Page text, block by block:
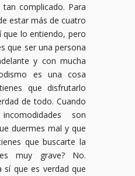
complicado. Para
estar más de cuatro
que lo entiendo, pero
que ser una persona
y con mucha
es una cosa
que disfrutarlo
de todo. Cuando
son
duermes mal y que
que buscarte la
muy grave? No.
que es verdad que